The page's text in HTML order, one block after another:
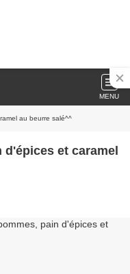
MENU
au beurre salé^^
et caramel